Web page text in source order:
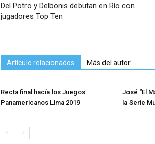
Del Potro y Delbonis debutan en Río con
jugadores Top Ten
Artículo relacionados Más del autor
Recta final hacía los Juegos
Panamericanos Lima 2019
José “El
la Serie